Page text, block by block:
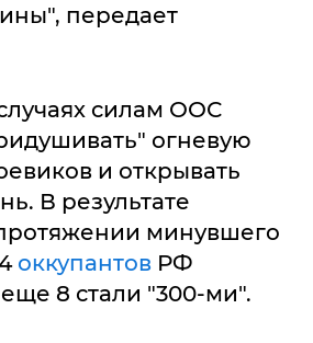
передает
силам ООС
огневую
и открывать
В результате
минувшего
оккупантов РФ
8 стали "300-ми".